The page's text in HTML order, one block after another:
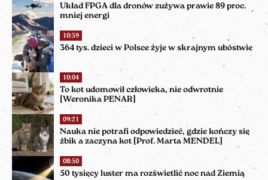
Układ FPGA dla dronów zużywa prawie 89 proc.
mniej energi
10:59
364 tys. dzieci w Polsce żyje w skrajnym ubóstwie
10:04
To kot udomowił człowieka, nie odwrotnie
[Weronika PENAR]
09:21
Nauka nie potrafi odpowiedzieć, gdzie kończy się
żbik a zaczyna kot [Prof. Marta MENDEL]
08:50
50 tysięcy luster ma rozświetlić noc nad Ziemią